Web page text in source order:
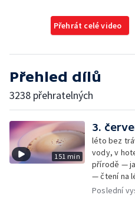
Přehrát celé video
Přehled dílů
3238 přehratelných
151 min
3.
léto bez
vody, v
přírodě —
— čtení na
Samko
Poslední